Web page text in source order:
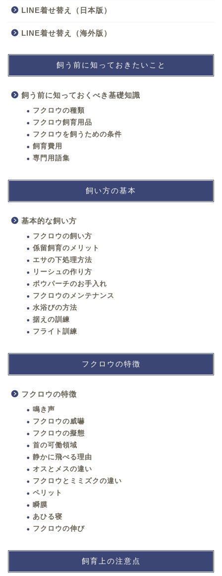
LINE着せ替え（日本版）
LINE着せ替え（海外版）
飼う前に知っておきたいこと
飼う前に知っておくべき基礎知識
フクロウの種類
フクロウ飼育用品
フクロウを飼うための条件
飼育費用
専門用語集
飼い方の基本
基本的な飼い方
フクロウの飼い方
係留飼育のメリット
エサの下処理方法
リーシュの作り方
ボウパーチのお手入れ
フクロウのメンテナンス
水浴びの方法
据えの訓練
フライト訓練
フクロウの特徴
フクロウの特徴
鳴き声
フクロウの威嚇
フクロウの擬態
首の可働領域
静かに飛べる理由
オスとメスの違い
フクロウとミミズクの違い
ペリット
瞬膜
あひる寝
フクロウの伸び
飼育上の注意点